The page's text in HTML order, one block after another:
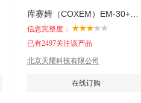
库赛姆（COXEM）EM-30+台式扫描电镜
信息完整度：
已有2497关注该产品
北京天耀科技有限公司
在线订购